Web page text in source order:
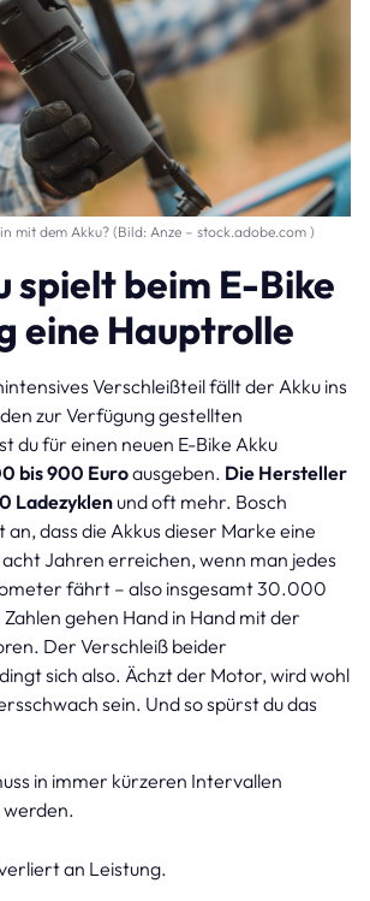
mit dem Akku? (Bild: Anze – stock.adobe.com )
spielt beim E-Bike
eine Hauptrolle
Verschleißteil fällt der Akku ins
zur Verfügung gestellten
du für einen neuen E-Bike Akku
bis 900 Euroausgeben. Die Hersteller
Ladezyklen und oft mehr. Bosch
an, dass die Akkus dieser Marke eine
Jahren erreichen, wenn man jedes
fährt – also insgesamt 30.000
gehen Hand in Hand mit der
Der Verschleiß beider
sich also. Ächzt der Motor, wird wohl
sein. Und so spürst du das
in immer kürzeren Intervallen
an Leistung.